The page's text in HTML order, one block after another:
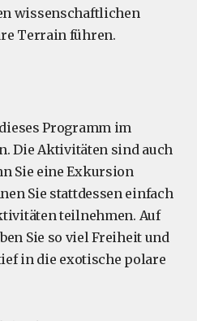
wissenschaftlichen
Terrain führen.
Programm im
Die Aktivitäten sind auch
Sie eine Exkursion
Sie stattdessen einfach
teilnehmen. Auf
Sie so viel Freiheit und
in die exotische polare